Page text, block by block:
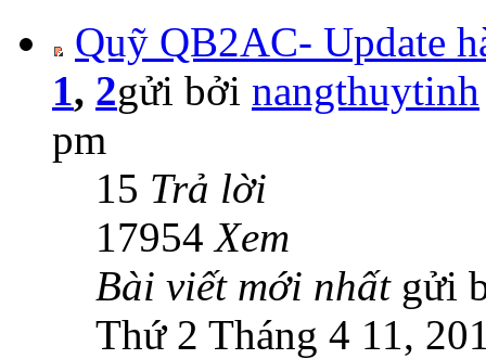
Quỹ QB2AC- Update
1, 2gửi bởi nangthuytinh
pm
15 Trả lời
17954Xem
Bài viết mới nhất gửi
Thứ 2 Tháng 4 11,